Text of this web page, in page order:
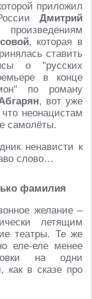
приложил
Дмитрий
, которая в
ставить
о "русских
в конце
по роману
, вот уже
неонацистам
самолёты.
ненависти к
слово…
фамилия
желание –
летящим
театры. Те же
еле-еле менее
на одни
как в сказе про